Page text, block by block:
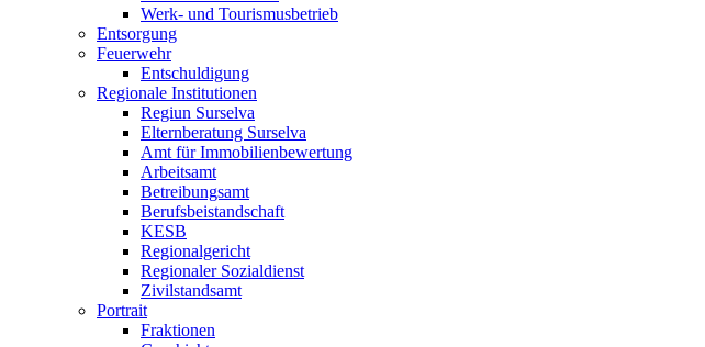
Werk- und Tourismusbetrieb
Entsorgung
Feuerwehr
Entschuldigung
Regionale Institutionen
Regiun Surselva
Elternberatung Surselva
Amt für Immobilienbewertung
Arbeitsamt
Betreibungsamt
Berufsbeistandschaft
KESB
Regionalgericht
Regionaler Sozialdienst
Zivilstandsamt
Portrait
Fraktionen